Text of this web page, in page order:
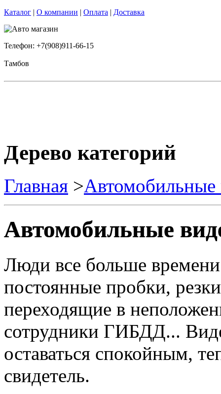
Каталог | О компании | Оплата | Доставка
Телефон: +7(908)911-66-15
Тамбов
Дерево категорий
Главная >Автомобильные
Автомобильные
Люди все больше
постоянные пробки,
переходящие в
сотрудники ГИБДД...
оставаться спокойным,
свидетель.